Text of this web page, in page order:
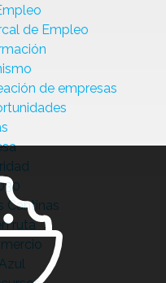
de Empleo
de empresas
Cantinas
ruta